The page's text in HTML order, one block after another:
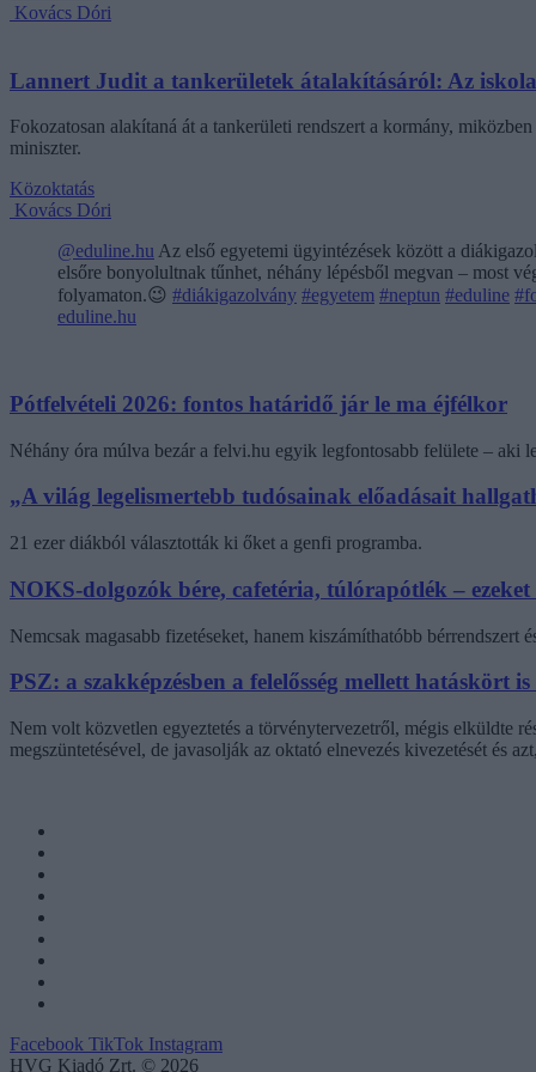
Kovács Dóri
Lannert Judit a tankerületek átalakításáról: Az
Fokozatosan alakítaná át a tankerületi rendszert a kormány,
miniszter.
Közoktatás
Kovács Dóri
@eduline.hu Az első egyetemi ügyintézések között a
elsőre bonyolultnak tűnhet, néhány lépésből megvan – most
folyamaton.😉 #diákigazolvány #egyetem #neptun #eduline
eduline.hu
Pótfelvételi 2026: fontos határidő jár le ma éjfélkor
Néhány óra múlva bezár a felvi.hu egyik legfontosabb felülete – aki
„A világ legelismertebb tudósainak előadásait
21 ezer diákból választották ki őket a genfi programba.
NOKS-dolgozók bére, cafetéria, túlórapótlék –
Nemcsak magasabb fizetéseket, hanem kiszámíthatóbb
PSZ: a szakképzésben a felelősség mellett hatáskört
Nem volt közvetlen egyeztetés a törvénytervezetről, mégis elküldte
megszüntetésével, de javasolják az oktató elnevezés kivezetését és
Facebook TikTok Instagram
HVG Kiadó Zrt. © 2026